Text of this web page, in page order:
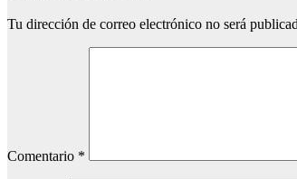
Tu dirección de correo electrónico no será
Comentario *